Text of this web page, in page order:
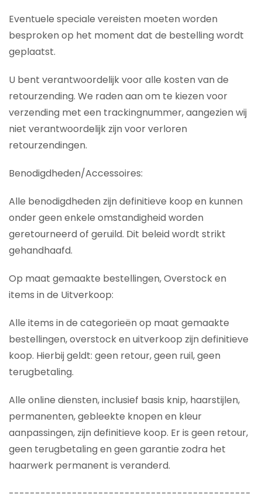
Eventuele speciale vereisten moeten worden
besproken op het moment dat de bestelling wordt
geplaatst.
U bent verantwoordelijk voor alle kosten van de
retourzending. We raden aan om te kiezen voor
verzending met een trackingnummer, aangezien wij
niet verantwoordelijk zijn voor verloren
retourzendingen.
Benodigdheden/Accessoires:
Alle benodigdheden zijn definitieve koop en kunnen
onder geen enkele omstandigheid worden
geretourneerd of geruild. Dit beleid wordt strikt
gehandhaafd.
Op maat gemaakte bestellingen, Overstock en
items in de Uitverkoop:
Alle items in de categorieën op maat gemaakte
bestellingen, overstock en uitverkoop zijn definitieve
koop. Hierbij geldt: geen retour, geen ruil, geen
terugbetaling.
Alle online diensten, inclusief basis knip, haarstijlen,
permanenten, gebleekte knopen en kleur
aanpassingen, zijn definitieve koop. Er is geen retour,
geen terugbetaling en geen garantie zodra het
haarwerk permanent is veranderd.
----------------------------------------------